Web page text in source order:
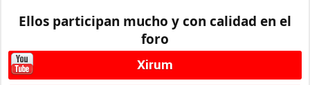
Ellos participan mucho y con calidad en el
foro
Xirum